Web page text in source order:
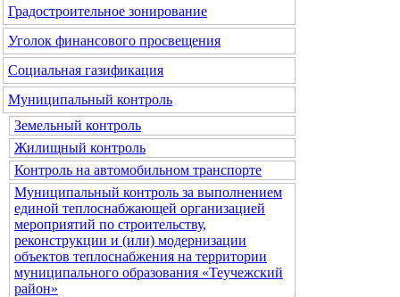
Градостроительное зонирование
Уголок финансового просвещения
Социальная газификация
Муниципальный контроль
Земельный контроль
Жилищный контроль
Контроль на автомобильном транспорте
Муниципальный контроль за выполнением
единой теплоснабжающей организацией
мероприятий по строительству,
реконструкции и (или) модернизации
объектов теплоснабжения на территории
муниципального образования «Теучежский
район»